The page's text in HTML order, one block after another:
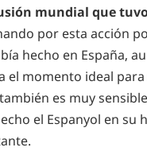
mundial que
por esta acción
hecho en España,
el momento ideal
es muy
el Espanyol en